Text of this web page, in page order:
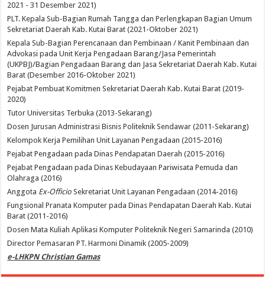
2021 - 31 Desember 2021)
PLT. Kepala Sub-Bagian Rumah Tangga dan Perlengkapan Bagian Umum
Sekretariat Daerah Kab. Kutai Barat (2021-Oktober 2021)
Kepala Sub-Bagian Perencanaan dan Pembinaan / Kanit Pembinaan dan
Advokasi pada Unit Kerja Pengadaan Barang/Jasa Pemerintah
(UKPBJ)/Bagian Pengadaan Barang dan Jasa Sekretariat Daerah Kab. Kutai
Barat (Desember 2016-Oktober 2021)
Pejabat Pembuat Komitmen Sekretariat Daerah Kab. Kutai Barat (2019-
2020)
Tutor Universitas Terbuka (2013-Sekarang)
Dosen Jurusan Administrasi Bisnis Politeknik Sendawar (2011-Sekarang)
Kelompok Kerja Pemilihan Unit Layanan Pengadaan (2015-2016)
Pejabat Pengadaan pada Dinas Pendapatan Daerah (2015-2016)
Pejabat Pengadaan pada Dinas Kebudayaan Pariwisata Pemuda dan
Olahraga (2016)
Anggota Ex-Officio Sekretariat Unit Layanan Pengadaan (2014-2016)
Fungsional Pranata Komputer pada Dinas Pendapatan Daerah Kab. Kutai
Barat (2011-2016)
Dosen Mata Kuliah Aplikasi Komputer Politeknik Negeri Samarinda (2010)
Director Pemasaran PT. Harmoni Dinamik (2005-2009)
e-LHKPN Christian Gamas